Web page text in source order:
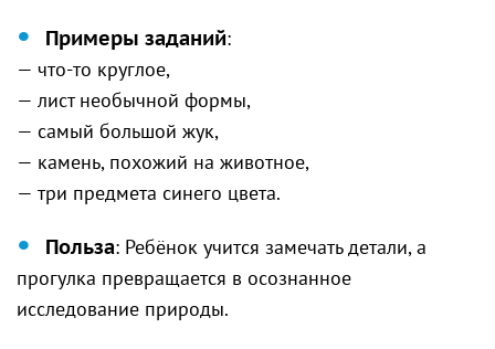
Примеры заданий:
— что-то круглое,
— лист необычной формы,
— самый большой жук,
— камень, похожий на животное,
— три предмета синего цвета.
Польза: Ребёнок учится замечать детали, а
прогулка превращается в осознанное
исследование природы.